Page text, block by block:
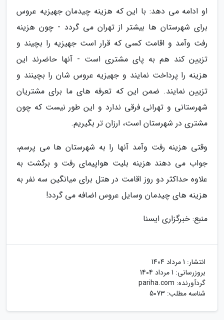
او ادامه می دهد: با این که هزینه چیدمان جهیزیه عروس
برای شهرستان ها بیشتر از تهران می گردد - چون هزینه
رفت وآمد و اقامت کسی که قرار است جهیزیه را بچیند و
تزیین کند هم به پای مشتری است - آنها حاضرند این
هزینه را پرداخت نمایند و جهیزیه عروس شان را بچینند و
تزیین نمایند. ضمن این که تعرفه های ما برای مشتریان
شهرستانی و تهرانی فرقی ندارد و این طور نیست که چون
مشتری در شهرستان است، ارزان تر بگیریم.
وقتی هزینه رفت وآمد آنها را به شهرستان ها می پرسم،
جواب می دهند هزینه بلیت هواپیمای رفت و برگشت به
علاوه حداکثر دو روز اقامت در هتل برای میانگین سه نفر به
هزینه های چیدمان وسایل عروس اضافه می گردد!
منبع: خبرگزاری ایسنا
انتشار: 1 مرداد 1404
بروزرسانی: 1 مرداد 1404
گردآورنده: pariha.com
شناسه مطلب: 5073